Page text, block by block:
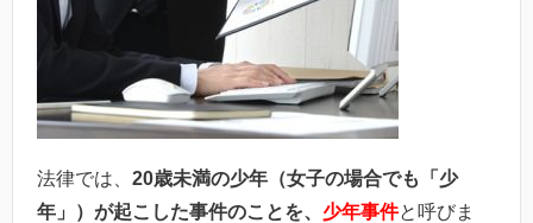
法律では、 20歳未満の少年（女子の場合でも「少
年」）が起こした事件のことを、 少年事件と呼びま